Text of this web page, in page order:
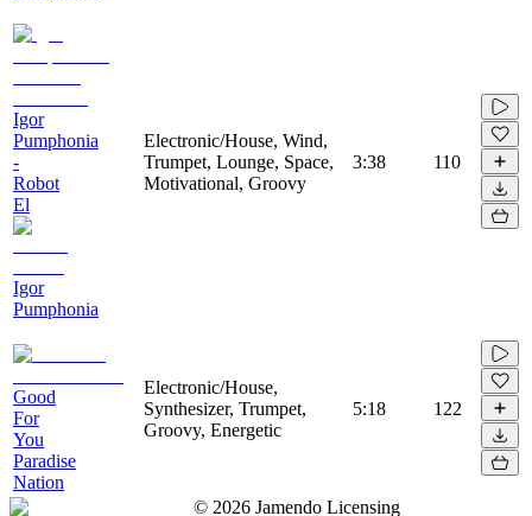
Igor
Pumphonia
-
Robot
El
Igor
Pumphonia
Electronic/House, Wind,
Trumpet, Lounge, Space,
Motivational, Groovy
3:38 110
Good
For
You
Paradise
Nation
Electronic/House,
Synthesizer, Trumpet,
Groovy, Energetic
5:18 122
© 2026 Jamendo Licensing